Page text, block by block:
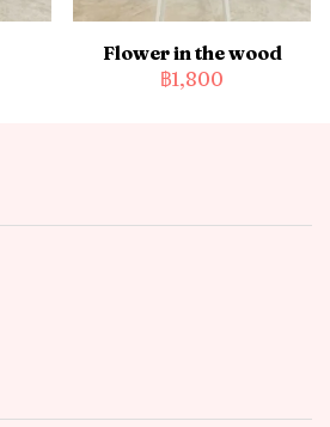
Flower in the wood
฿1,800